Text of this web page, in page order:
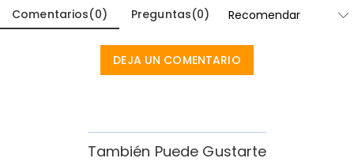
Comentarios(0) Preguntas(0)
DEJA UN COMENTARIO
También Puede Gustarte